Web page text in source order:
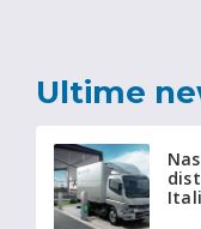
Ultime